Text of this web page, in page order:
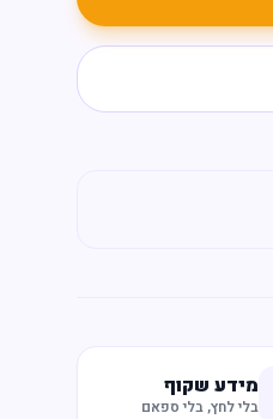
מידע שקוף
בלי לחץ, בלי ספאם